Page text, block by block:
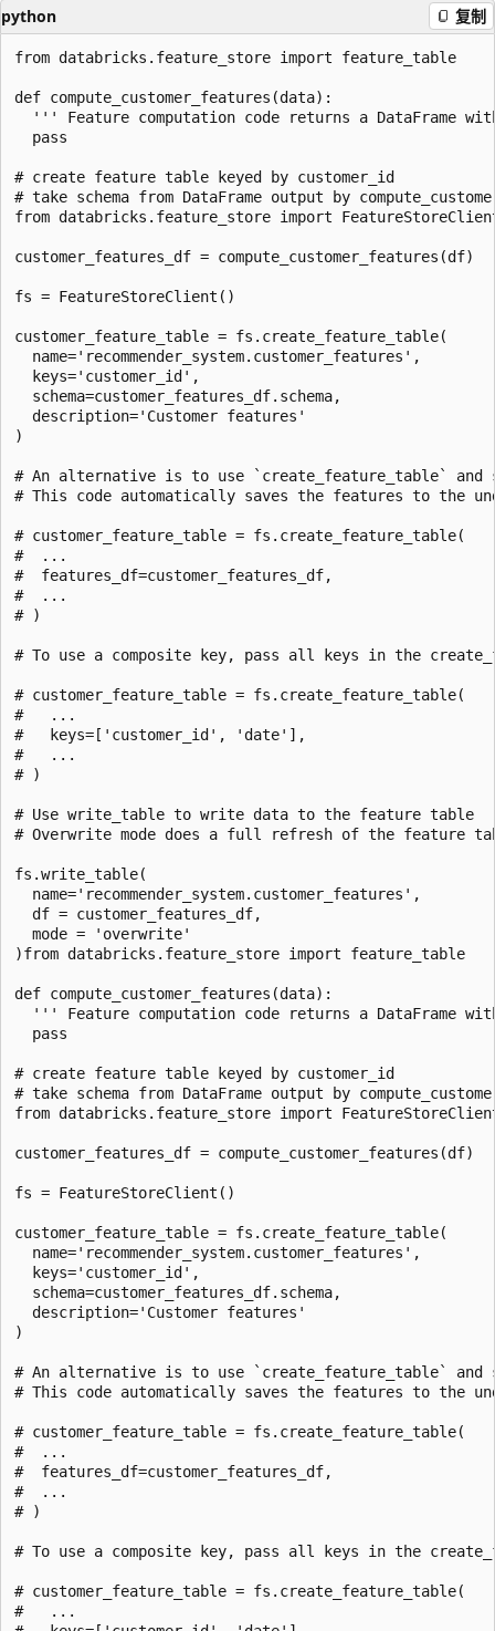
python 复制
from databricks.feature_store import feature_table
def compute_customer_features(data):
''' Feature computation code returns a DataFrame
  pass
# create feature table keyed by customer_id
# take schema from DataFrame output by
from databricks.feature_store import
customer_features_df = compute_customer_features(df)
fs = FeatureStoreClient()
customer_feature_table = fs.create_feature_table(
  name='recommender_system.customer_features',
  keys='customer_id',
  schema=customer_features_df.schema,
  description='Customer features'
)
# An alternative is to use `create_feature_table` and
# This code automatically saves the features to the
# customer_feature_table = fs.create_feature_table(
#  ...
#  features_df=customer_features_df,
#  ...
# )
# To use a composite key, pass all keys in the
# customer_feature_table = fs.create_feature_table(
#   ...
#   keys=['customer_id', 'date'],
#   ...
# )
# Use write_table to write data to the feature table
# Overwrite mode does a full refresh of the feature
fs.write_table(
  name='recommender_system.customer_features',
  df = customer_features_df,
  mode = 'overwrite'
)from databricks.feature_store import feature_table
def compute_customer_features(data):
''' Feature computation code returns a DataFrame
  pass
# create feature table keyed by customer_id
# take schema from DataFrame output by
from databricks.feature_store import
customer_features_df = compute_customer_features(df)
fs = FeatureStoreClient()
customer_feature_table = fs.create_feature_table(
  name='recommender_system.customer_features',
  keys='customer_id',
  schema=customer_features_df.schema,
  description='Customer features'
)
# An alternative is to use `create_feature_table` and
# This code automatically saves the features to the
# customer_feature_table = fs.create_feature_table(
#  ...
#  features_df=customer_features_df,
#  ...
# )
# To use a composite key, pass all keys in the
# customer_feature_table = fs.create_feature_table(
#   ...